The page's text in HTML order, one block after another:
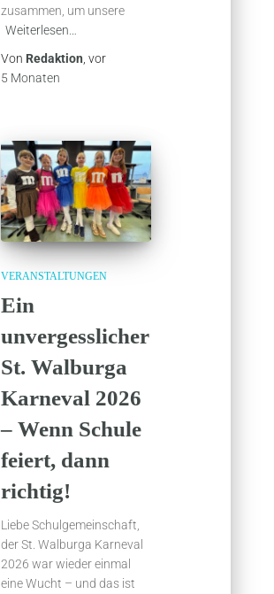
zusammen, um unsere
Weiterlesen…
Von Redaktion, vor
5 Monaten
VERANSTALTUNGEN
Ein
unvergesslicher
St. Walburga
Karneval 2026
– Wenn Schule
feiert, dann
richtig!
Liebe Schulgemeinschaft,
der St. Walburga Karneval
2026 war wieder einmal
eine Wucht – und das ist